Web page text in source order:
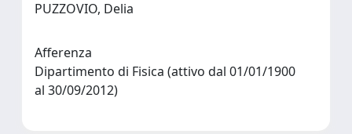
PUZZOVIO, Delia
Afferenza
Dipartimento di Fisica (attivo dal 01/01/1900
al 30/09/2012)